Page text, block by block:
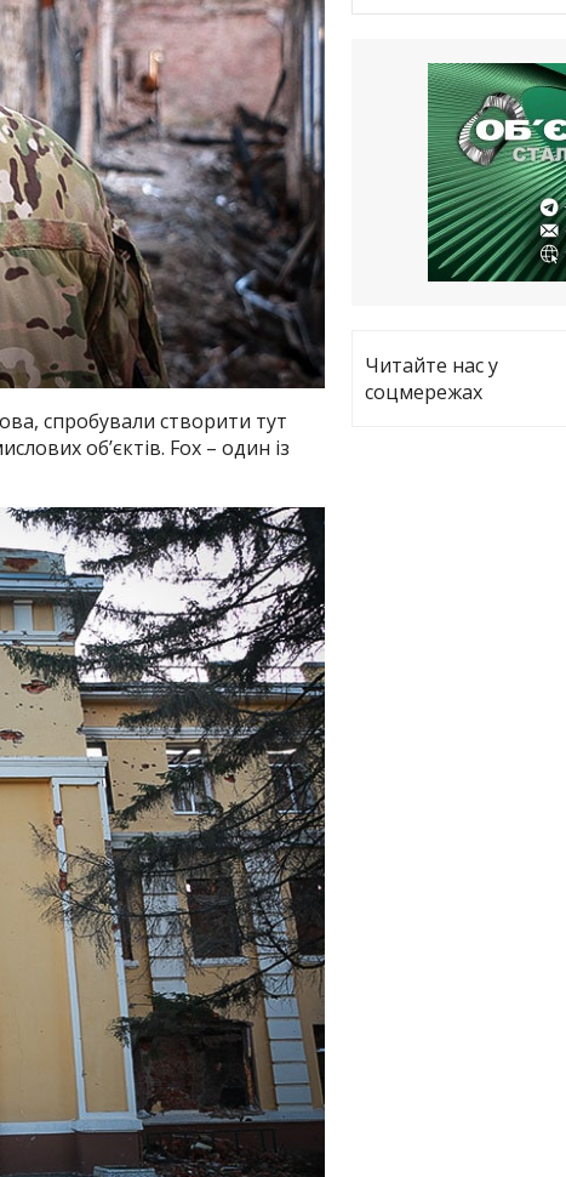
спробували створити тут
об’єктів. Fox – один із
Чугуєва,
все
21.05.2026
«ТЦК
платять!» Як
виключили з
15.05.2026
Читайте нас у
соцмережах